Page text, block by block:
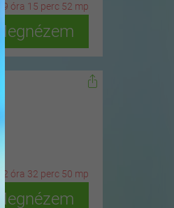
19 óra 15 perc 51 mp
Megnézem
12 óra 32 perc 49 mp
Megnézem